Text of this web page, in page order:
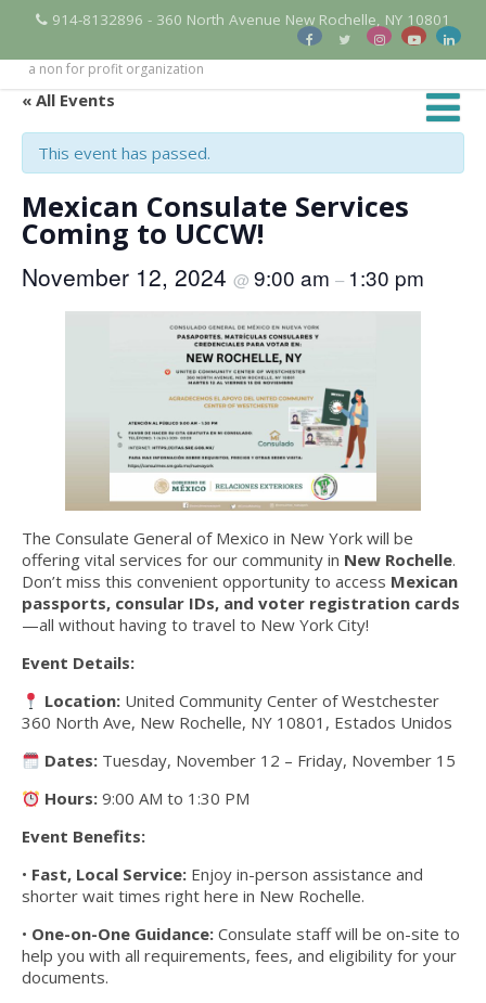
914-8132896 - 360 North Avenue New Rochelle, NY 10801
a non for profit organization
« All Events
This event has passed.
Mexican Consulate Services
Coming to UCCW!
November 12, 2024 @ 9:00 am – 1:30 pm
The Consulate General of Mexico in New York will be
offering vital services for our community in New Rochelle.
Don’t miss this convenient opportunity to access Mexican
passports, consular IDs, and voter registration cards
—all without having to travel to New York City!
Event Details:
Location: United Community Center of Westchester
360 North Ave, New Rochelle, NY 10801, Estados Unidos
Dates: Tuesday, November 12 – Friday, November 15
Hours: 9:00 AM to 1:30 PM
Event Benefits:
• Fast, Local Service: Enjoy in-person assistance and
shorter wait times right here in New Rochelle.
• One-on-One Guidance: Consulate staff will be on-site to
help you with all requirements, fees, and eligibility for your
documents.